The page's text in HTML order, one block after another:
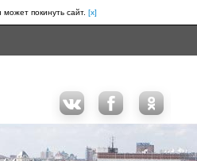
покинуть сайт. [x]